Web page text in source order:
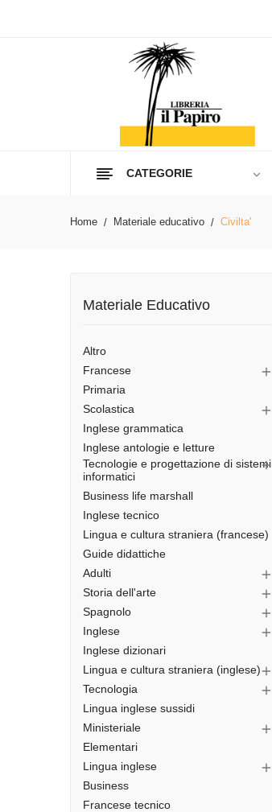
CATEGORIE
Home Materiale educativo Civilta'
Materiale Educativo
Altro
Francese

Primaria
Scolastica

Inglese grammatica
Inglese antologie e letture
Tecnologie e progettazione di sistemi
informatici

Business life marshall
Inglese tecnico
Lingua e cultura straniera (francese)
Guide didattiche
Adulti

Storia dell'arte 
Spagnolo 
Inglese 
Inglese dizionari
Lingua e cultura straniera (inglese)
Tecnologia 
Lingua inglese sussidi
Ministeriale

Elementari
Lingua inglese

Business
Francese tecnico